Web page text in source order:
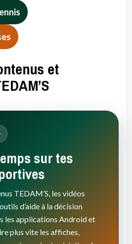
et
sur tes
TEDAM’S, les vidéos
d’aide à la décision
les applications Android et
plus vite les affiches,